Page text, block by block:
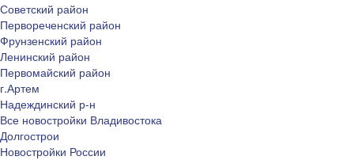
Советский район
Первореченский район
Фрунзенский район
Ленинский район
Первомайский район
г.Артем
Надеждинский р-н
Все новостройки Владивостока
Долгострои
Новостройки России